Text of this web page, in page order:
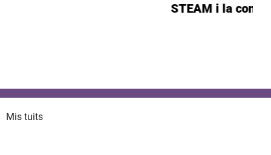
STEAM i la construcció
Mis tuits